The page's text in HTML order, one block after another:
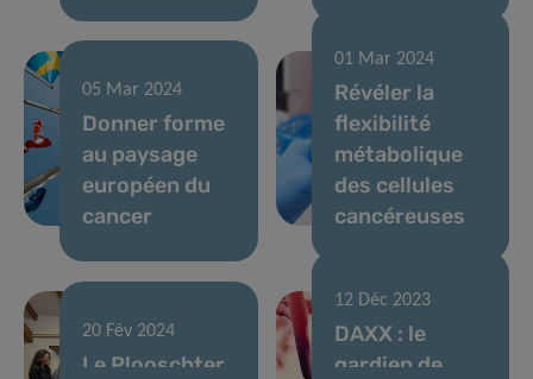
05 Mar 2024
Donner forme
au paysage
européen du
cancer
01 Mar 2024
Révéler la
flexibilité
métabolique
des cellules
cancéreuses
20 Fév 2024
Le Plooschter
12 Déc 2023
DAXX : le
gardien de